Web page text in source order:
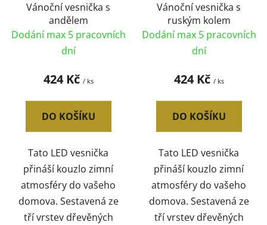
Vánoční vesnička s
andělem
Dodání max 5 pracovních
dní
424 Kč / ks
DO KOŠÍKU
Tato LED vesnička
přináší kouzlo zimní
atmosféry do vašeho
domova. Sestavená ze
tří vrstev dřevěných
Vánoční vesnička s
ruským kolem
Dodání max 5 pracovních
dní
424 Kč / ks
DO KOŠÍKU
Tato LED vesnička
přináší kouzlo zimní
atmosféry do vašeho
domova. Sestavená ze
tří vrstev dřevěných